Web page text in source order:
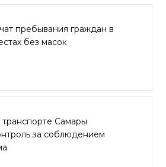
пребывания граждан в
без масок
Самары
за соблюдением